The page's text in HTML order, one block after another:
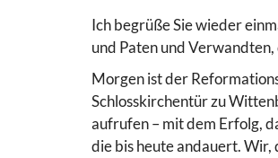
Ich begrüße Sie wieder
und Paten und
Morgen ist der
Schlosskirchentür zu
aufrufen – mit dem Erfolg,
die bis heute andauert.